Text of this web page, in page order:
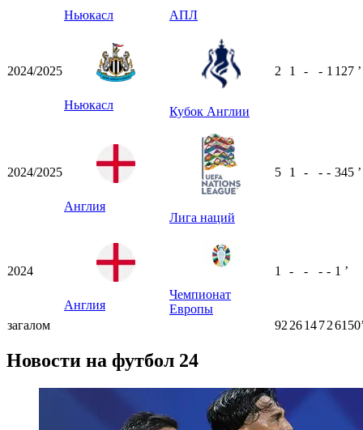
Ньюкасл АПЛ
2024/2025
Ньюкасл Кубок Англии
2 1 - - 1 127 ʼ
2024/2025
Англия
Лига наций
5 1 - - - 345 ʼ
2024
Англия
Чемпионат
Европы
1 - - - - 1 ʼ
загалом 92 261472
Новости на футбол 24